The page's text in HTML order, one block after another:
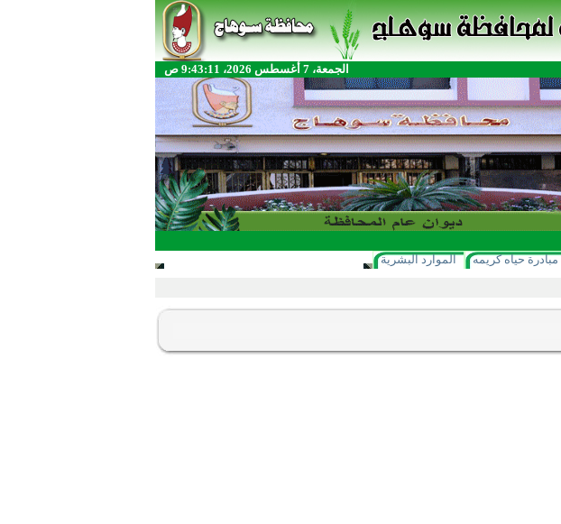
الجمعة، 7 أغسطس 2026، 9:43:11 ص
مبادرة حياه كريمه الموارد البشرية